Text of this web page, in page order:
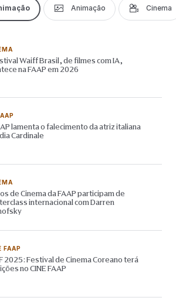
Animação Cinema
Waiff Brasil, de filmes com IA,
na FAAP em 2026
lamenta o falecimento da atriz italiana
Cardinale
de Cinema da FAAP participam de
internacional com Darren
FAAP
2025: Festival de Cinema Coreano terá
no CINE FAAP